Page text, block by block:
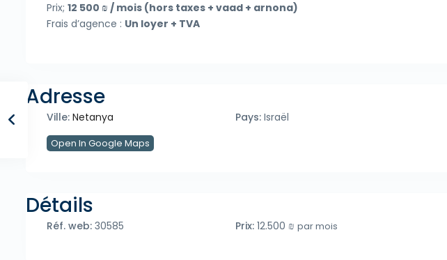
Prix; 12 500 ₪ / mois (hors taxes + vaad + arnona)
Frais d’agence : Un loyer + TVA
Adresse
Ville: Netanya Pays:Israël
Open In Google Maps
Détails
Réf. web: 30585 Prix:12.500 ₪ par mois